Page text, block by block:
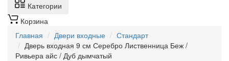
Категории
Корзина
Главная
Двери входные
Стандарт
Дверь входная 9 см Серебро Лиственница Беж /
Ривьера айс / Дуб дымчатый